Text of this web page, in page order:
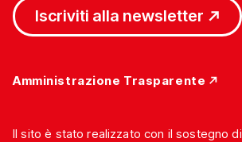
Iscriviti alla newsletter
Amministrazione Trasparente
Il sito è stato realizzato con il sostegno di